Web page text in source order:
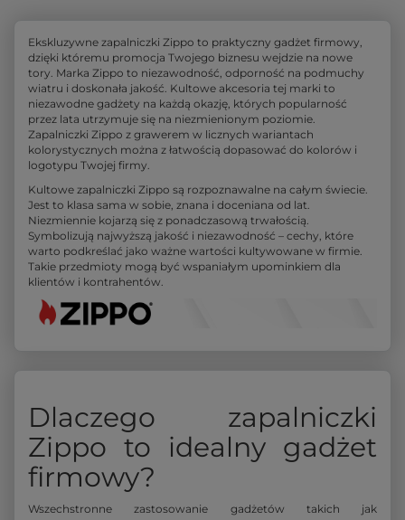
Ekskluzywne zapalniczki Zippo to praktyczny gadżet firmowy,
dzięki któremu promocja Twojego biznesu wejdzie na nowe
tory. Marka Zippo to niezawodność, odporność na podmuchy
wiatru i doskonała jakość. Kultowe akcesoria tej marki to
niezawodne gadżety na każdą okazję, których popularność
przez lata utrzymuje się na niezmienionym poziomie.
Zapalniczki Zippo z grawerem w licznych wariantach
kolorystycznych można z łatwością dopasować do kolorów i
logotypu Twojej firmy.
Kultowe zapalniczki Zippo są rozpoznawalne na całym świecie.
Jest to klasa sama w sobie, znana i doceniana od lat.
Niezmiennie kojarzą się z ponadczasową trwałością.
Symbolizują najwyższą jakość i niezawodność – cechy, które
warto podkreślać jako ważne wartości kultywowane w firmie.
Takie przedmioty mogą być wspaniałym upominkiem dla
klientów i kontrahentów.
Dlaczego zapalniczki
Zippo to idealny gadżet
firmowy?
Wszechstronne zastosowanie gadżetów takich jak